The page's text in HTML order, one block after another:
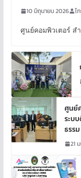
10 มิถุนายน 2026 ไ
ศูนย์คอมพิวเตอร์ ส
ศูนย์
ระบ
ธรร
21